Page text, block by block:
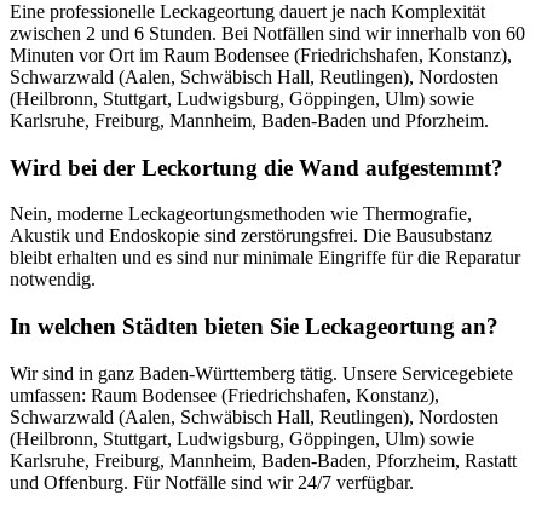
Eine professionelle Leckageortung dauert je nach Komplexität
zwischen 2 und 6 Stunden. Bei Notfällen sind wir innerhalb von 60
Minuten vor Ort im Raum Bodensee (Friedrichshafen, Konstanz),
Schwarzwald (Aalen, Schwäbisch Hall, Reutlingen), Nordosten
(Heilbronn, Stuttgart, Ludwigsburg, Göppingen, Ulm) sowie
Karlsruhe, Freiburg, Mannheim, Baden-Baden und Pforzheim.
Wird bei der Leckortung die Wand aufgestemmt?
Nein, moderne Leckageortungsmethoden wie Thermografie,
Akustik und Endoskopie sind zerstörungsfrei. Die Bausubstanz
bleibt erhalten und es sind nur minimale Eingriffe für die Reparatur
notwendig.
In welchen Städten bieten Sie Leckageortung an?
Wir sind in ganz Baden-Württemberg tätig. Unsere Servicegebiete
umfassen: Raum Bodensee (Friedrichshafen, Konstanz),
Schwarzwald (Aalen, Schwäbisch Hall, Reutlingen), Nordosten
(Heilbronn, Stuttgart, Ludwigsburg, Göppingen, Ulm) sowie
Karlsruhe, Freiburg, Mannheim, Baden-Baden, Pforzheim, Rastatt
und Offenburg. Für Notfälle sind wir 24/7 verfügbar.